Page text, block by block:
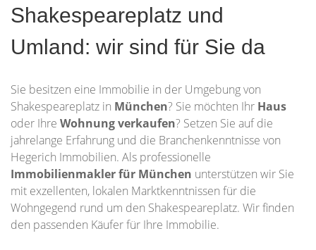
Shakespeareplatz und
Umland: wir sind für Sie da
Sie besitzen eine Immobilie in der Umgebung von
Shakespeareplatz in München? Sie möchten Ihr Haus
oder Ihre Wohnungverkaufen? Setzen Sie auf die
jahrelange Erfahrung und die Branchenkenntnisse von
Hegerich Immobilien. Als professionelle
Immobilienmakler für München unterstützen wir Sie
mit exzellenten, lokalen Marktkenntnissen für die
Wohngegend rund um den Shakespeareplatz. Wir finden
den passenden Käufer für Ihre Immobilie.